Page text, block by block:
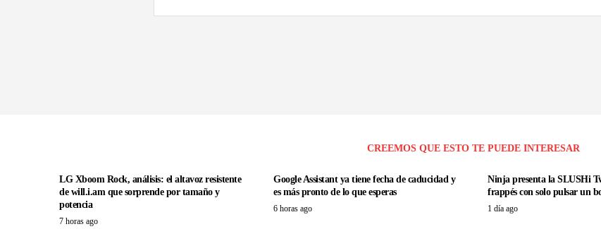
CREEMOS QUE ESTO TE PUEDE INTERESAR
LG Xboom Rock, análisis: el altavoz resistente
de will.i.am que sorprende por tamaño y
potencia
7 horas ago
Google Assistant ya tiene fecha de caducidad y
es más pronto de lo que esperas
6 horas ago
Ninja presenta la SLUSHi
frappés con solo pulsar un
1 día ago